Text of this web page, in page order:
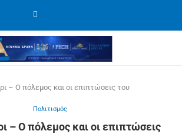
– Ο πόλεμος και οι επιπτώσεις του
Πολιτισμός
– Ο πόλεμος και οι επιπτώσεις